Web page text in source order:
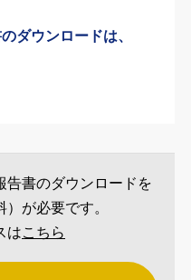
ダウンロードは、
書のダウンロードを
が必要です。
はこちら